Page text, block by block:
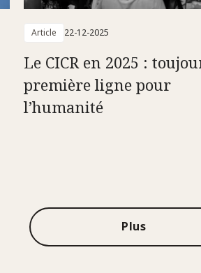
Article 22-12-2025
Le CICR en 2025 :
première ligne pour
l’humanité
Plus